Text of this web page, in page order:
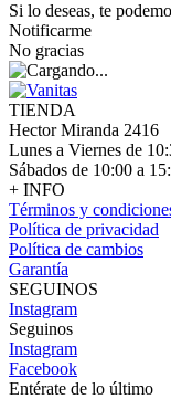
Si lo deseas, te
Notificarme
No gracias
TIENDA
Hector Miranda 2416
Lunes a Viernes de
Sábados de 10:00 a
+ INFO
Términos y
Política de privacidad
Política de cambios
Garantía
SEGUINOS
Instagram
Seguinos
Instagram
Facebook
Entérate de lo último